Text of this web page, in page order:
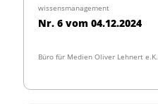
wissensmanagement
Nr. 6 vom 04.12.2024
Büro für Medien Oliver Lehnert e.K.